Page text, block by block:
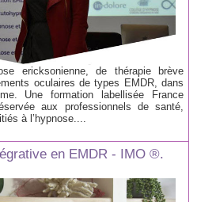
ericksonienne, de thérapie brève
oculaires de types EMDR, dans
Une formation labellisée France
aux professionnels de santé,
à l’hypnose....
en EMDR - IMO ®.